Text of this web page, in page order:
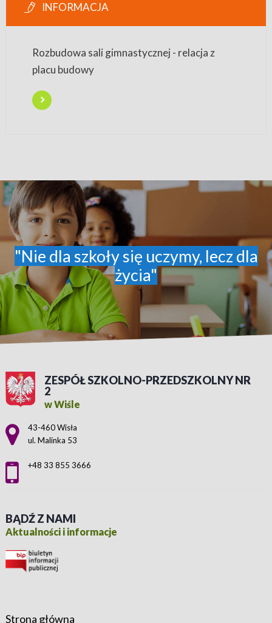
INFORMACJA
Rozbudowa sali gimnastycznej - relacja z
placu budowy
"Nie dla szkoły się uczymy, lecz dla
życia"
ZESPÓŁ SZKOLNO-PRZEDSZKOLNY NR
2
w Wiśle
Adres pocztowy:
43-460 Wisła
ul. Malinka 53
+48 33 855 3666
BĄDŹ Z NAMI
Aktualności i informacje
Strona główna